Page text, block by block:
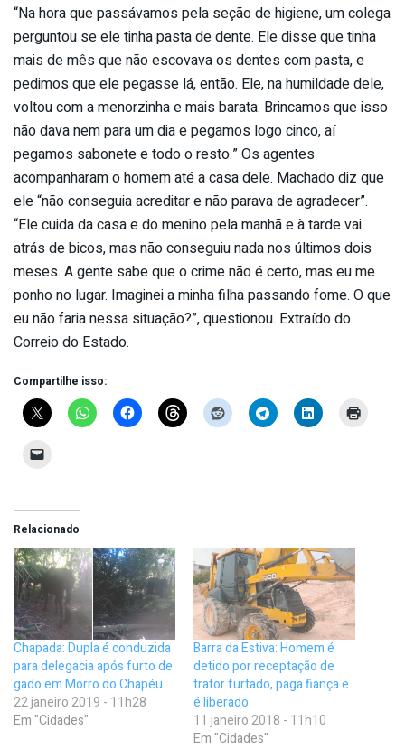
“Na hora que passávamos pela seção de higiene, um colega
perguntou se ele tinha pasta de dente. Ele disse que tinha
mais de mês que não escovava os dentes com pasta, e
pedimos que ele pegasse lá, então. Ele, na humildade dele,
voltou com a menorzinha e mais barata. Brincamos que isso
não dava nem para um dia e pegamos logo cinco, aí
pegamos sabonete e todo o resto.” Os agentes
acompanharam o homem até a casa dele. Machado diz que
ele “não conseguia acreditar e não parava de agradecer”.
“Ele cuida da casa e do menino pela manhã e à tarde vai
atrás de bicos, mas não conseguiu nada nos últimos dois
meses. A gente sabe que o crime não é certo, mas eu me
ponho no lugar. Imaginei a minha filha passando fome. O que
eu não faria nessa situação?”, questionou. Extraído do
Correio do Estado.
Compartilhe isso:
Relacionado
Chapada: Dupla é conduzida
para delegacia após furto de
gado em Morro do Chapéu
22 janeiro 2019 - 11h28
Em "Cidades"
Barra da Estiva: Homem é
detido por receptação de
trator furtado, paga fiança e
é liberado
11 janeiro 2018 - 11h10
Em "Cidades"